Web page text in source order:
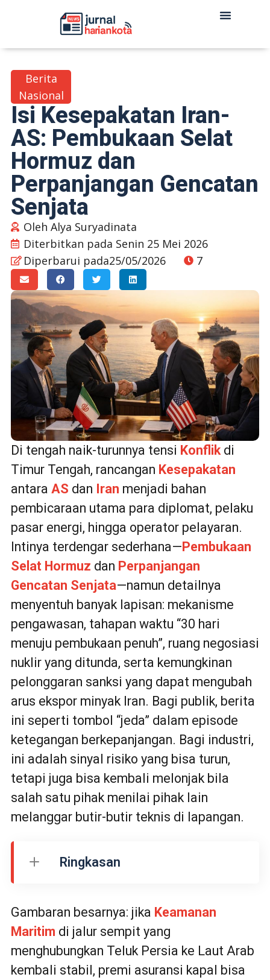
Berita
Nasional
Isi Kesepakatan Iran-
AS: Pembukaan Selat
Hormuz dan
Perpanjangan Gencatan
Senjata
Oleh Alya Suryadinata
Diterbitkan pada Senin 25 Mei 2026
Diperbarui pada25/05/2026
7
Di tengah naik-turunnya tensi Konflikdi
Timur Tengah, rancangan Kesepakatan
antara AS dan Iran menjadi bahan
pembicaraan utama para diplomat, pelaku
pasar energi, hingga operator pelayaran.
Intinya terdengar sederhana—Pembukaan
Selat Hormuz dan Perpanjangan
Gencatan Senjata—namun detailnya
menyentuh banyak lapisan: mekanisme
pengawasan, tahapan waktu “30 hari
menuju pembukaan penuh”, ruang negosiasi
nuklir yang ditunda, serta kemungkinan
pelonggaran sanksi yang dapat mengubah
arus ekspor minyak Iran. Bagi publik, berita
ini seperti tombol “jeda” dalam episode
ketegangan berkepanjangan. Bagi industri,
ini adalah sinyal risiko yang bisa turun,
tetapi juga bisa kembali melonjak bila
salah satu pihak menilai pihak lain
melanggar butir-butir teknis di lapangan.
Ringkasan
Gambaran besarnya: jika Keamanan
Maritim di jalur sempit yang
menghubungkan Teluk Persia ke Laut Arab
kembali stabil, premi asuransi kapal bisa